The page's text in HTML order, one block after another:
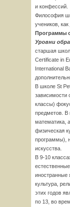
и конфессий.
Философия
учеников,
Программы
Уровни
старшая
Certificate in
International
В школе St
зависимости
классы)
предметов. В
математика,
физическая
программы),
искусства.
В 9-10
иностранные
культура,
этих годов
по 13, во